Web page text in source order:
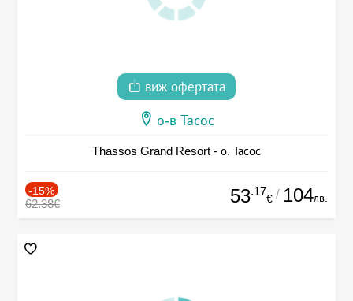
виж офертата
о-в Тасос
Thassos Grand Resort - о. Тасос
-15%
62.38€ 53.17
€ / 104лв.